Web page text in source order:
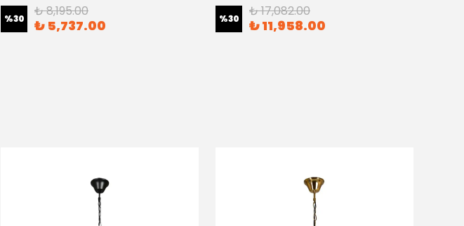
%30 ₺ 8,195.00
₺ 5,737.00 %30 ₺ 17,082.00
₺ 11,958.00